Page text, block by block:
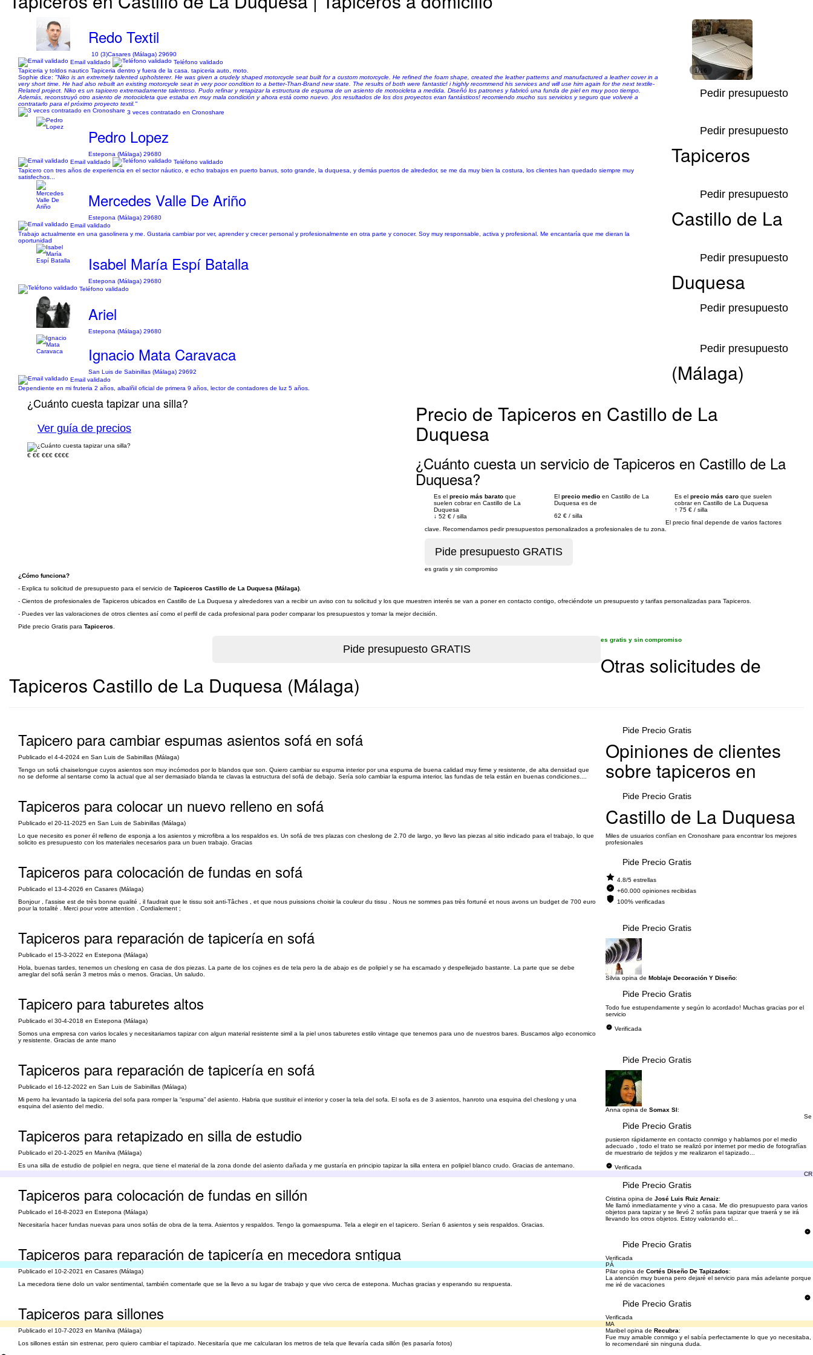
Redo Textil
10 (3)Casares (Málaga) 29690
Email validado
Teléfono validado
Tapiceria y toldos nautico Tapiceria dentro y fuera de la casa. tapiceria auto, moto.
Sophie dice: "Niko is an extremely talented upholsterer. He was given a crudely shaped motorcycle seat built for a custom motorcycle. He refined the foam shape, created the leather patterns and manufactured a leather cover in a
very short time. He had also rebuilt an existing motorcycle seat in very poor condition to a better-Than-Brand new state. The results of both were fantastic! i highly recommend his services and will use him again for the next textile-
Related project. Niko es un tapicero extremadamente talentoso. Pudo refinar y retapizar la estructura de espuma de un asiento de motocicleta a medida. Diseñó los patrones y fabricó una funda de piel en muy poco tiempo.
Además, reconstruyó otro asiento de motocicleta que estaba en muy mala condición y ahora está como nuevo. ¡los resultados de los dos proyectos eran fantásticos! recomiendo mucho sus servicios y seguro que volveré a
contratarlo para el próximo proyecto textil."
3 veces contratado en Cronoshare
1/16
Pedir presupuesto
Pedro Lopez
Estepona (Málaga) 29680
Email validado
Teléfono validado
Tapicero con tres años de experiencia en el sector náutico, e echo trabajos en puerto banus, soto grande, la duquesa, y demás puertos de alrededor, se me da muy bien la costura, los clientes han quedado siempre muy
satisfechos...
Pedir presupuesto
Mercedes Valle De Ariño
Estepona (Málaga) 29680
Email validado
Trabajo actualmente en una gasolinera y me. Gustaria cambiar por ver, aprender y crecer personal y profesionalmente en otra parte y conocer. Soy muy responsable, activa y profesional. Me encantaría que me dieran la
oportunidad
Pedir presupuesto
Isabel María Espí Batalla
Estepona (Málaga) 29680
Teléfono validado
Pedir presupuesto
Ariel
Estepona (Málaga) 29680
Pedir presupuesto
Ignacio Mata Caravaca
San Luis de Sabinillas (Málaga) 29692
Email validado
Dependiente en mi fruteria 2 años, albalñil oficial de primera 9 años, lector de contadores de luz 5 años.
Pedir presupuesto
¿Cuánto cuesta tapizar una silla?
Ver guía de precios
€ €€ €€€ €€€€
Precio de Tapiceros en Castillo de La
Duquesa
¿Cuánto cuesta un servicio de Tapiceros en Castillo de La
Duquesa?
Es el precio más barato que
suelen cobrar en Castillo de La
Duquesa
↓ 52 € / silla
El precio medio en Castillo de La
Duquesa es de
62 € / silla
Es el precio más caro que suelen
cobrar en Castillo de La Duquesa
↑ 75 € / silla
El precio final depende de varios factores
clave. Recomendamos pedir presupuestos personalizados a profesionales de tu zona.
es gratis y sin compromiso
Tapiceros
Castillo de La
Duquesa
(Málaga)
¿Cómo funciona?
- Explica tu solicitud de presupuesto para el servicio de Tapiceros Castillo de La Duquesa (Málaga)
- Cientos de profesionales de Tapiceros ubicados en Castillo de La Duquesa y alrededores van a recibir un aviso con tu solicitud y los que muestren interés se van a poner en contacto contigo, ofreciéndote un presupuesto y tarifas personalizadas para Tapiceros.
- Puedes ver las valoraciones de otros clientes así como el perfil de cada profesional para poder comparar los presupuestos y tomar la mejor decisión.
Pide precio Gratis para Tapiceros
es gratis y sin compromiso
Otras solicitudes de
Tapiceros Castillo de La Duquesa (Málaga)
Tapicero para cambiar espumas asientos sofá en sofá
Publicado el 4-4-2024 en San Luis de Sabinillas (Málaga)
Tengo un sofá chaiselongue cuyos asientos son muy incómodos por lo blandos que son. Quiero cambiar su espuma interior por una espuma de buena calidad muy firme y resistente, de alta densidad que
no se deforme al sentarse como la actual que al ser demasiado blanda te clavas la estructura del sofá de debajo. Sería solo cambiar la espuma interior, las fundas de tela están en buenas condiciones....
Pide Precio Gratis
Tapiceros para colocar un nuevo relleno en sofá
Publicado el 20-11-2025 en San Luis de Sabinillas (Málaga)
Lo que necesito es poner él relleno de esponja a los asientos y microfibra a los respaldos es. Un sofá de tres plazas con cheslong de 2.70 de largo, yo llevo las piezas al sitio indicado para el trabajo, lo que
solicito es presupuesto con los materiales necesarios para un buen trabajo. Gracias
Pide Precio Gratis
Tapiceros para colocación de fundas en sofá
Publicado el 13-4-2026 en Casares (Málaga)
Bonjour , l'assise est de très bonne qualité , il faudrait que le tissu soit anti-Tâches , et que nous puissions choisir la couleur du tissu . Nous ne sommes pas très fortuné et nous avons un budget de 700 euro
pour la totalité . Merci pour votre attention . Cordialement ;
Pide Precio Gratis
Tapiceros para reparación de tapicería en sofá
Publicado el 15-3-2022 en Estepona (Málaga)
Hola, buenas tardes, tenemos un cheslong en casa de dos piezas. La parte de los cojines es de tela pero la de abajo es de polipiel y se ha escamado y despellejado bastante. La parte que se debe
arreglar del sofá serán 3 metros más o menos. Gracias, Un saludo.
Pide Precio Gratis
Tapicero para taburetes altos
Publicado el 30-4-2018 en Estepona (Málaga)
Somos una empresa con varios locales y necesitariamos tapizar con algun material resistente simil a la piel unos taburetes estilo vintage que tenemos para uno de nuestros bares. Buscamos algo economico
y resistente. Gracias de ante mano
Pide Precio Gratis
Tapiceros para reparación de tapicería en sofá
Publicado el 16-12-2022 en San Luis de Sabinillas (Málaga)
Mi perro ha levantado la tapiceria del sofa para romper la “espuma” del asiento. Habria que sustituir el interior y coser la tela del sofa. El sofa es de 3 asientos, hanroto una esquina del cheslong y una
esquina del asiento del medio.
Pide Precio Gratis
Tapiceros para retapizado en silla de estudio
Publicado el 20-1-2025 en Manilva (Málaga)
Es una silla de estudio de polipiel en negra, que tiene el material de la zona donde del asiento dañada y me gustaría en principio tapizar la silla entera en polipiel blanco crudo. Gracias de antemano.
Pide Precio Gratis
Tapiceros para colocación de fundas en sillón
Publicado el 16-8-2023 en Estepona (Málaga)
Necesitaría hacer fundas nuevas para unos sofás de obra de la terra. Asientos y respaldos. Tengo la gomaespuma. Tela a elegir en el tapicero. Serían 6 asientos y seis respaldos. Gracias.
Pide Precio Gratis
Tapiceros para reparación de tapicería en mecedora sntigua
Publicado el 10-2-2021 en Casares (Málaga)
La mecedora tiene dolo un valor sentimental, también comentarle que se la llevo a su lugar de trabajo y que vivo cerca de estepona. Muchas gracias y esperando su respuesta.
Pide Precio Gratis
Tapiceros para sillones
Publicado el 10-7-2023 en Manilva (Málaga)
Los sillones están sin estrenar, pero quiero cambiar el tapizado. Necesitaría que me calcularan los metros de tela que llevaría cada sillón (les pasaría fotos)
Pide Precio Gratis
Opiniones de clientes
sobre tapiceros en
Castillo de La Duquesa
Miles de usuarios confían en Cronoshare para encontrar los mejores
profesionales
4.8/5 estrellas
+60.000 opiniones recibidas
100% verificadas
Silvia opina de Moblaje Decoración Y Diseño:
Todo fue estupendamente y según lo acordado! Muchas gracias por el
servicio
Verificada
Anna opina de Somax Sl:
Se
pusieron rápidamente en contacto conmigo y hablamos por el medio
adecuado , todo el trato se realizó por internet por medio de fotografías
de muestrario de tejidos y me realizaron el tapizado...
Verificada
CR
Cristina opina de José Luis Ruiz Arnaiz:
Me llamó inmediatamente y vino a casa. Me dio presupuesto para varios
objetos para tapizar y se llevó 2 sofás para tapizar que traerá y se irá
llevando los otros objetos. Estoy valorando el...
Verificada
PÁ
Pilar opina de Cortés Diseño De Tapizados:
La atención muy buena pero dejaré el servicio para más adelante porque
me iré de vacaciones
Verificada
MA
Maribel opina de Recubra:
Fue muy amable conmigo y el sabía perfectamente lo que yo necesitaba,
lo recomendaré sin ninguna duda.